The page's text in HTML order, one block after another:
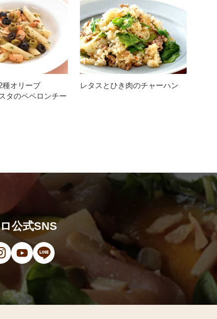
種オリーブ
タのペペロンチー
レタスとひき肉のチャーハン
で開きます）
いウィンドウで開きます）
しいウィンドウで開きます）
しいウィンドウで開きます）
公式SNS
いウィンドウで開きます）
Instagram（新しいウィンドウで開きます）
YouTube（新しいウィンドウで開きます）
LINE（新しいウィンドウで開きます）